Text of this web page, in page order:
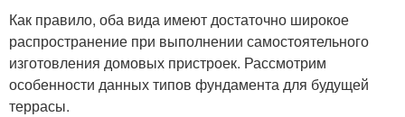
Как правило, оба вида имеют достаточно широкое
распространение при выполнении самостоятельного
изготовления домовых пристроек. Рассмотрим
особенности данных типов фундамента для будущей
террасы.